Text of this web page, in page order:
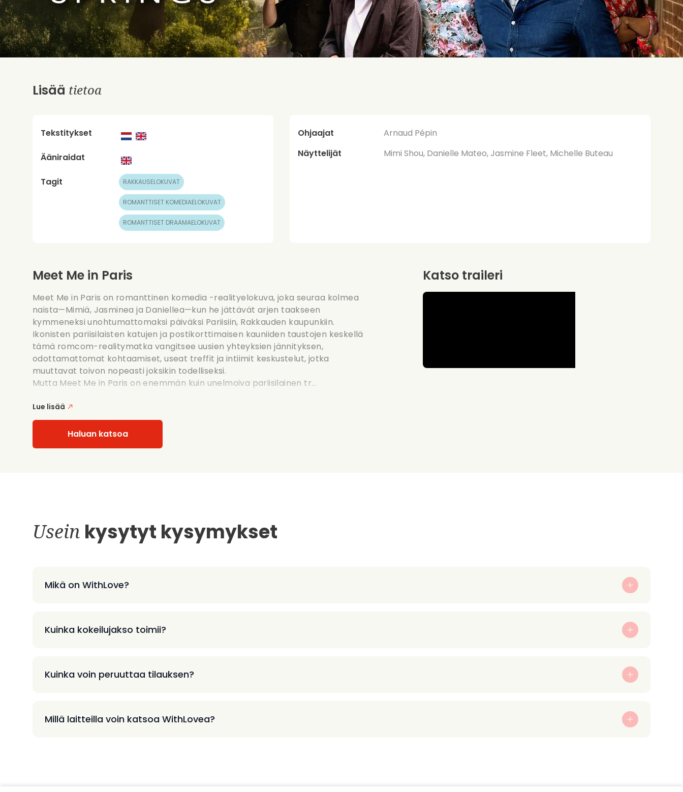
Lisää tietoa
Tekstitykset
Ääniraidat
Tagit RAKKAUSELOKUVAT
ROMANTTISET KOMEDIAELOKUVAT
ROMANTTISET DRAAMAELOKUVAT
Ohjaajat
Arnaud Pépin
Näyttelijät
Mimi Shou, Danielle Mateo, Jasmine Fleet, Michelle Buteau
Meet Me in Paris
Meet Me in Paris on romanttinen komedia -realityelokuva, joka seuraa kolmea
naista—Mimiä, Jasminea ja Daniellea—kun he jättävät arjen taakseen
kymmeneksi unohtumattomaksi päiväksi Pariisiin, Rakkauden kaupunkiin.
Ikonisten pariisilaisten katujen ja postikorttimaisen kauniiden taustojen keskellä
tämä romcom-realitymatka vangitsee uusien yhteyksien jännityksen,
odottamattomat kohtaamiset, useat treffit ja intiimit keskustelut, jotka
muuttavat toivon nopeasti joksikin todelliseksi.
Mutta Meet Me in Paris on enemmän kuin unelmoiva pariisilainen tr...
Lue lisää
Haluan katsoa
Katso traileri
Usein kysytyt kysymykset
Mikä on WithLove?
Kuinka kokeilujakso toimii?
Kuinka voin peruuttaa tilauksen?
Millä laitteilla voin katsoa WithLovea?